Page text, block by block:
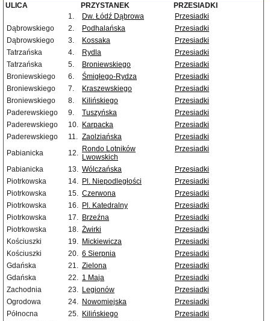
ULICA PRZYSTANEK
PRZESIADKI
1.
Dw. Łódź Dąbrowa
Przesiadki
Dąbrowskiego
2. Podhalańska
Przesiadki
Dąbrowskiego
3. Kossaka
Przesiadki
Tatrzańska
4. Rydla
Przesiadki
Tatrzańska
5. Broniewskiego
Przesiadki
Broniewskiego
6. Śmigłego-Rydza
Przesiadki
Broniewskiego
7. Kraszewskiego
Przesiadki
Broniewskiego
8. Kilińskiego
Przesiadki
Paderewskiego
9. Tuszyńska
Przesiadki
Paderewskiego
10. Karpacka
Przesiadki
Paderewskiego
11. Zaolziańska
Przesiadki
Pabianicka
12. Rondo Lotników
Lwowskich
Przesiadki
Pabianicka 13. Wólczańska
Przesiadki
Piotrkowska
14. Pl. Niepodległości
Przesiadki
Piotrkowska
15. Czerwona
Przesiadki
Piotrkowska
16. Pl. Katedralny
Przesiadki
Piotrkowska
17. Brzeźna
Przesiadki
Piotrkowska
18. Żwirki
Przesiadki
Kościuszki
19. Mickiewicza
Przesiadki
Kościuszki
20. 6 Sierpnia
Przesiadki
Gdańska
21. Zielona
Przesiadki
Gdańska
22. 1 Maja
Przesiadki
Zachodnia
23. Legionów
Przesiadki
Ogrodowa
24. Nowomiejska
Przesiadki
Północna
25. Kilińskiego
Przesiadki